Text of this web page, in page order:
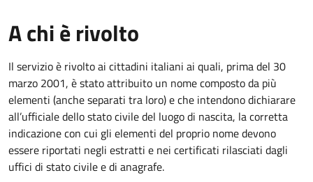
A chi è rivolto
Il servizio è rivolto ai cittadini italiani ai quali, prima del 30
marzo 2001, è stato attribuito un nome composto da più
elementi (anche separati tra loro) e che intendono dichiarare
all’ufficiale dello stato civile del luogo di nascita, la corretta
indicazione con cui gli elementi del proprio nome devono
essere riportati negli estratti e nei certificati rilasciati dagli
uffici di stato civile e di anagrafe.